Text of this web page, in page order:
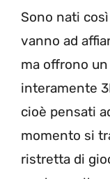
Sono nati
vanno ad
ma offrono
interamente
cioè pensati
momento si
ristretta di